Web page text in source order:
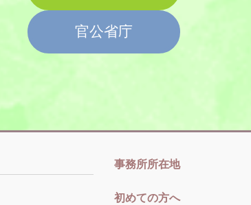
官公省庁
事務所所在地
初めての方へ